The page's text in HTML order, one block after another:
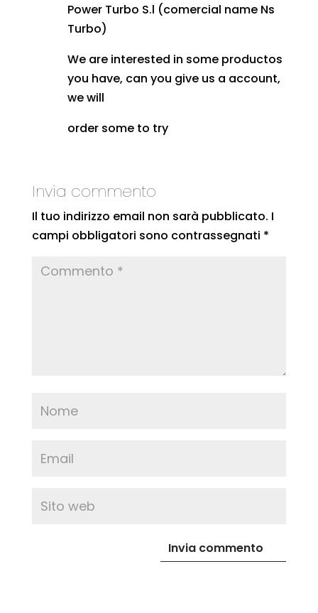
Power Turbo S.l (comercial name Ns
Turbo)
We are interested in some productos
you have, can you give us a account,
we will
order some to try
Invia commento
Il tuo indirizzo email non sarà pubblicato. I
campi obbligatori sono contrassegnati *